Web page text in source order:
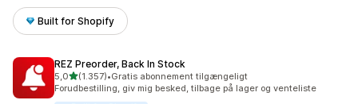
Built for Shopify
REZ Preorder, Back In Stock
5,0ud af 5 stjerner
(1.357)
1357 anmeldelser i alt
•Gratis abonnement tilgængeligt
Forudbestilling, giv mig besked, tilbage på lager og venteliste